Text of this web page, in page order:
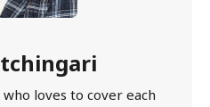
loves to cover each